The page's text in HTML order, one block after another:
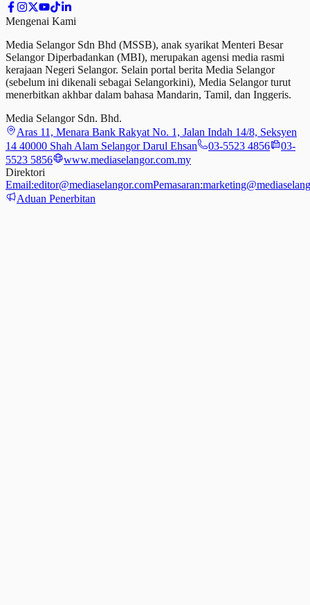
Mengenai Kami
Media Selangor Sdn Bhd (MSSB), anak syarikat Menteri Besar
Selangor Diperbadankan (MBI), merupakan agensi media rasmi
kerajaan Negeri Selangor. Selain portal berita Media Selangor
(sebelum ini dikenali sebagai Selangorkini), Media Selangor turut
menerbitkan akhbar dalam bahasa Mandarin, Tamil, dan Inggeris.
Media Selangor Sdn. Bhd.
Aras 11, Menara Bank Rakyat No. 1, Jalan Indah 14/8, Seksyen
14 40000 Shah Alam Selangor Darul Ehsan
03-5523 4856
03-
5523 5856
www.mediaselangor.com.my
Direktori
Email:editor@mediaselangor.comPemasaran:
Aduan Penerbitan